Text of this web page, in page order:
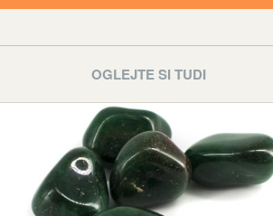
OGLEJTE SI TUDI